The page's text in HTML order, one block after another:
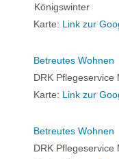
Königswinter
Karte: Link zur
Betreutes Wohnen
DRK Pflegeservice
Karte: Link zur
Betreutes Wohnen
DRK